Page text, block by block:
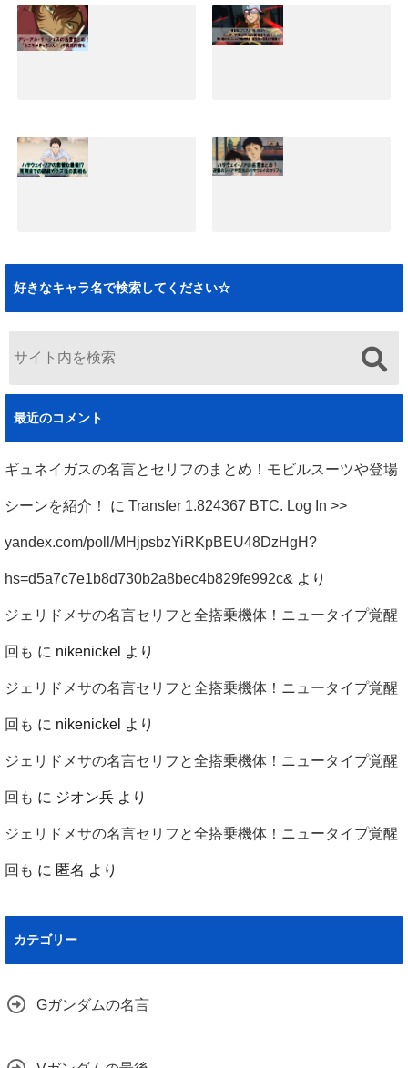
セリフまとめ！そ
の後の生涯と声優
名も｜Zガンダム
2019.01.09
まとめ！声優名や
歴代機体とマリー
とのその後も
まとめ！ところが
ぎっちょんや演説
内容も
ン)まとめ！赤いな
実にいい色だなど
暁の蜂起のセリフ
ズ説の真相も（閃
ハサウェイのセリ
好きなキャラ名で検索してください☆
最近のコメント
ギュネイガスの名言とセリフのまとめ！モビルスーツや登場
シーンを紹介！ に Transfer 1.824367 BTC. Log In >>
yandex.com/poll/MHjpsbzYiRKpBEU48DzHgH?
hs=d5a7c7e1b8d730b2a8bec4b829fe992c& より
ジェリドメサの名言セリフと全搭乗機体！ニュータイプ覚醒
回も に nikenickel より
ジェリドメサの名言セリフと全搭乗機体！ニュータイプ覚醒
回も に nikenickel より
ジェリドメサの名言セリフと全搭乗機体！ニュータイプ覚醒
回も に ジオン兵 より
ジェリドメサの名言セリフと全搭乗機体！ニュータイプ覚醒
回も に 匿名 より
カテゴリー
Gガンダムの名言